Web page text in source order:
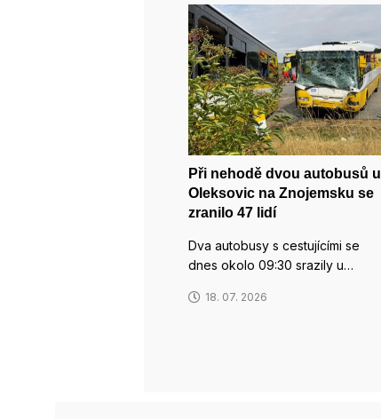
Při nehodě dvou autobusů u
Oleksovic na Znojemsku se
zranilo 47 lidí
Dva autobusy s cestujícími se
dnes okolo 09:30 srazily u…
18. 07. 2026